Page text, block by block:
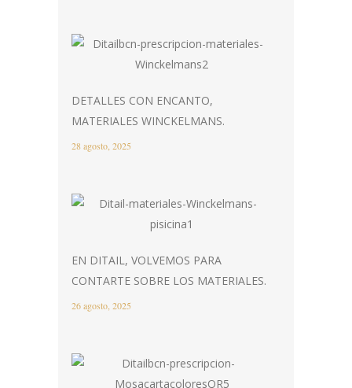
DETALLES CON ENCANTO,
MATERIALES WINCKELMANS.
28 agosto, 2025
EN DITAIL, VOLVEMOS PARA
CONTARTE SOBRE LOS MATERIALES.
26 agosto, 2025